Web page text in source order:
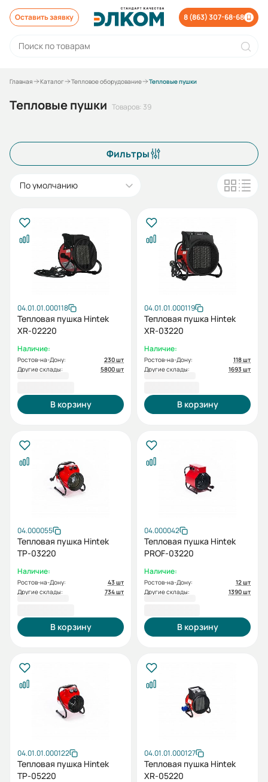
Оставить заявку 8 (863) 307-68-68
Главная Каталог Тепловое оборудование Тепловые пушки
Тепловые пушки Товаров: 39
Фильтры
По умолчанию
04.01.01.000118
Тепловая пушка Hintek
XR-02220
Наличие:
Ростов-на-Дону:
230 шт
Другие склады:
5800 шт
В корзину
04.01.01.000119
Тепловая пушка Hintek
XR-03220
Наличие:
Ростов-на-Дону:
118 шт
Другие склады:
1693 шт
В корзину
04.000055
Тепловая пушка Hintek
TP-03220
Наличие:
Ростов-на-Дону:
43 шт
Другие склады:
734 шт
В корзину
04.000042
Тепловая пушка Hintek
PROF-03220
Наличие:
Ростов-на-Дону:
12 шт
Другие склады:
1390 шт
В корзину
04.01.01.000122
Тепловая пушка Hintek
TP-05220
04.01.01.000127
Тепловая пушка Hintek
XR-05220